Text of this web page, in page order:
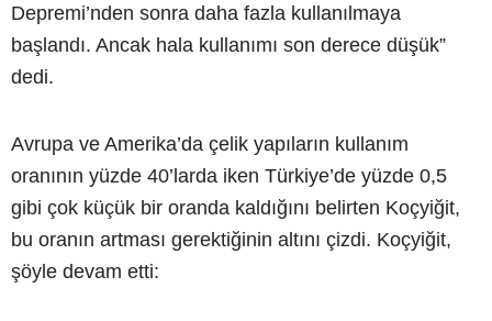
Depremi’nden sonra daha fazla kullanılmaya
başlandı. Ancak hala kullanımı son derece düşük”
dedi.
Avrupa ve Amerika’da çelik yapıların kullanım
oranının yüzde 40’larda iken Türkiye’de yüzde 0,5
gibi çok küçük bir oranda kaldığını belirten Koçyiğit,
bu oranın artması gerektiğinin altını çizdi. Koçyiğit,
şöyle devam etti: